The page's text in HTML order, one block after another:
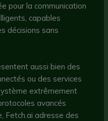
pour la communication
capables
décisions sans
aussi bien des
ou des services
extrêmement
avancés
Fetch.ai adresse des